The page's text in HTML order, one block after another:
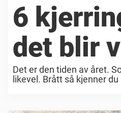
6
det blir
Det er den tiden av året.
likevel. Brått så kjenner